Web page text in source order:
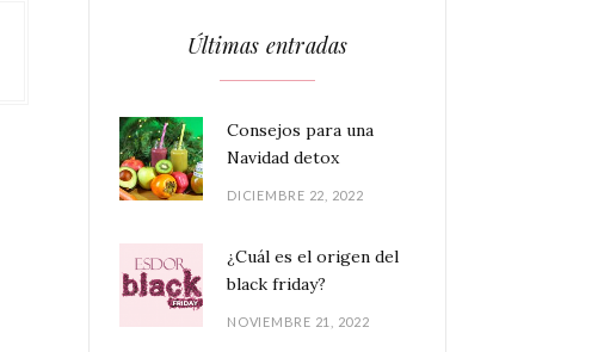
Últimas entradas
Consejos para una
Navidad detox
DICIEMBRE 22, 2022
¿Cuál es el origen del
black friday?
NOVIEMBRE 21, 2022